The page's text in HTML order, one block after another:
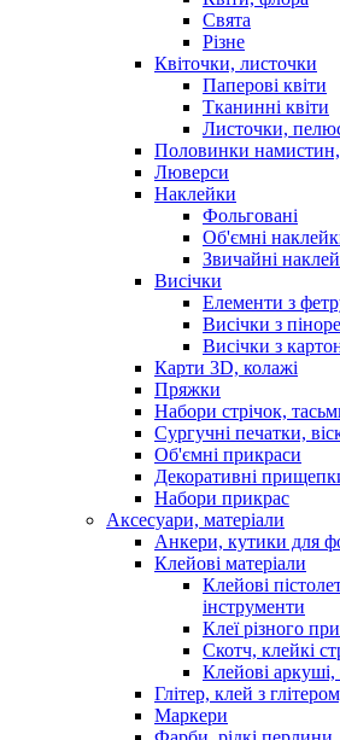
Свята
Різне
Квіточки, листочки
Паперові квіти
Тканинні квіти
Листочки,
Половинки намистин,
Люверси
Наклейки
Фольговані
Об'ємні
Звичайні
Висічки
Елементи з
Висічки з
Висічки з
Карти 3D, колажі
Пряжки
Набори стрічок,
Сургучні печатки,
Об'ємні прикраси
Декоративні
Набори прикрас
Аксесуари, матеріали
Анкери, кутики для
Клейові матеріали
Клейові
інструменти
Клеї різного
Скотч, клейкі
Клейові
Глітер, клей з
Маркери